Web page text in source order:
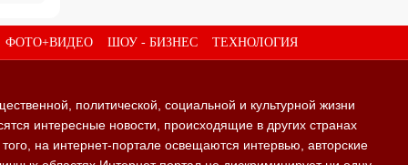
ФОТО+ВИДЕО ШОУ - БИЗНЕС ТЕХНОЛОГИЯ
политической, социальной и культурной жизни
интересные новости, происходящие в других странах
на интернет-портале освещаются интервью, авторские